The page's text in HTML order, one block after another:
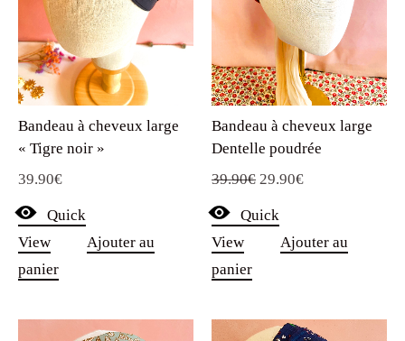
Bandeau à cheveux large
« Tigre noir »
39.90€
Quick
View
Ajouter au
panier
Bandeau à cheveux large
Dentelle poudrée
39.90€ Le
initial
était :
29.90€Le
est :
Quick
View
Ajouter au
panier